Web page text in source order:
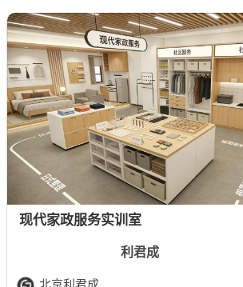
现代家政服务实训室
利君成